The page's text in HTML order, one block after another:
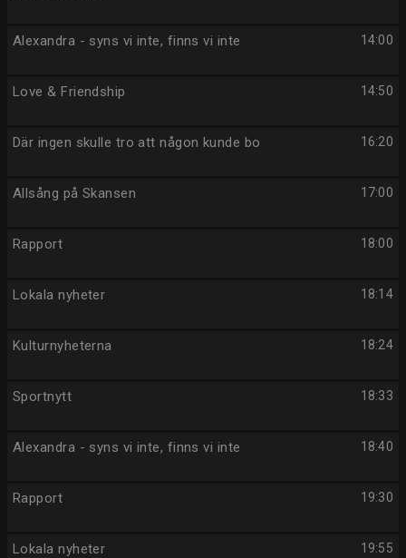
14:00
Alexandra - syns vi inte, finns vi inte
14:50
Love & Friendship
16:20
Där ingen skulle tro att någon kunde bo
17:00
Allsång på Skansen
18:00
Rapport
18:14
Lokala nyheter
18:24
Kulturnyheterna
18:33
Sportnytt
18:40
Alexandra - syns vi inte, finns vi inte
19:30
Rapport
19:55
Lokala nyheter